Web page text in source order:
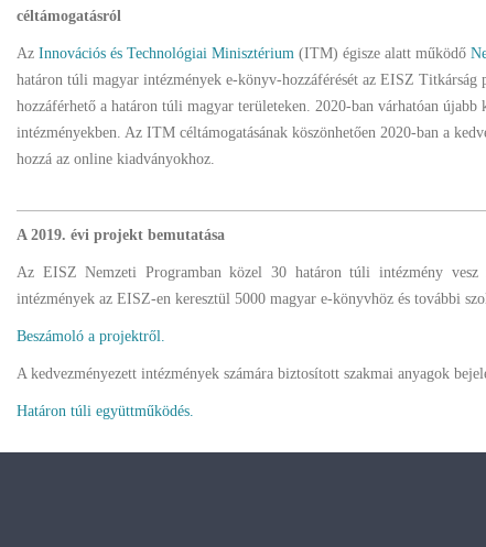
céltámogatásról
Az Innovációs és Technológiai Minisztérium (ITM) égisze alatt működő
határon túli magyar intézmények e-könyv-hozzáférését az EISZ
hozzáférhető a határon túli magyar területeken. 2020-ban várhatóan
intézményekben. Az ITM céltámogatásának köszönhetően 2020-ban a
hozzá az online kiadványokhoz.
A 2019. évi projekt bemutatása
Az EISZ Nemzeti Programban közel 30 határon túli intézmény vesz
intézmények az EISZ-en keresztül 5000 magyar e-könyvhöz és további
Beszámoló a projektről.
A kedvezményezett intézmények számára biztosított szakmai anyagok
Határon túli együttműködés.